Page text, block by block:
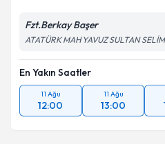
Fzt.Berkay Başer
ATATÜRK MAH YAVUZ SULTAN
En Yakın Saatler
11 Ağu
12:00
11 Ağu
13:00